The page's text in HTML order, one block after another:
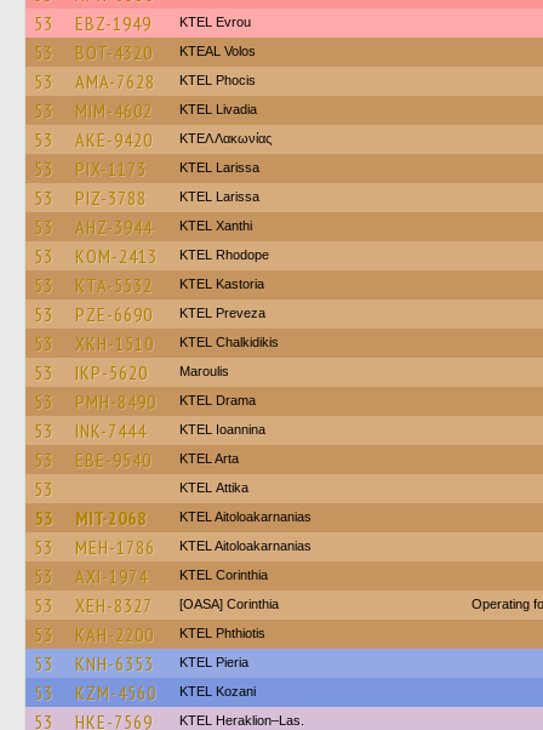
53 EBZ-1949 KTEL Evrou
53 BOT-4320 KTEAL Volos
53 AMA-7628 ΚΤΕL Phocis
53 MIM-4602 KTEL Livadia
53 AKE-9420 ΚΤΕΛ Λακωνίας
53 PIX-1173 KTEL Larissa
53 PIZ-3788 KTEL Larissa
53 AHZ-3944 KTEL Xanthi
53 KOM-2413 KTEL Rhodope
53 KTA-5532 KTEL Kastoria
53 PZE-6690 KTEL Preveza
53 XKH-1510 ΚΤΕL Chalkidikis
53 IKP-5620 Maroulis
53 PMH-8490 KTEL Drama
53 INK-7444 KTEL Ioannina
53 EBE-9540 KTEL Arta
53 KΤΕL Αttika
53 MIT-2068 KTEL Aitoloakarnanias
53 MEH-1786 KTEL Aitoloakarnanias
53 AXI-1974 KTEL Corinthia
53 XEH-8327 [OASA] Corinthia Operating
53 KAH-2200 ΚΤΕL Phthiotis
53 KNH-6353 KTEL Pieria
53 KZM-4560 ΚΤΕL Kozani
53 HKE-7569 KTEL Heraklion–Las.